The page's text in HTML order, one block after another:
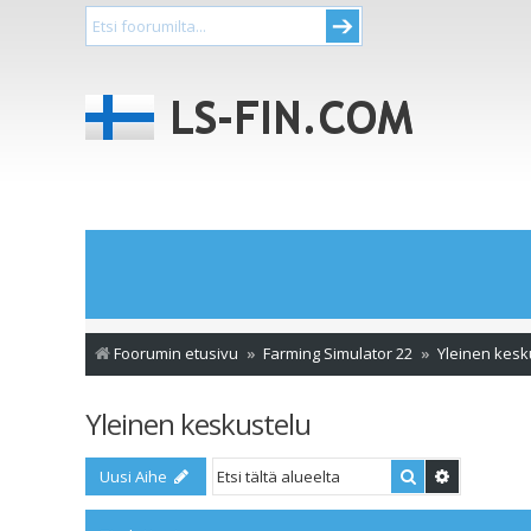
Foorumin etusivu Farming Simulator 22 Yleinen
Yleinen keskustelu
Uusi Aihe Etsi